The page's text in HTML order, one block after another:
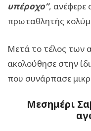
υπέροχο”, ανέφερε
πρωταθλητής
Μετά το τέλος των
ακολούθησε στην
που συνάρπασε
Mεσημέρι